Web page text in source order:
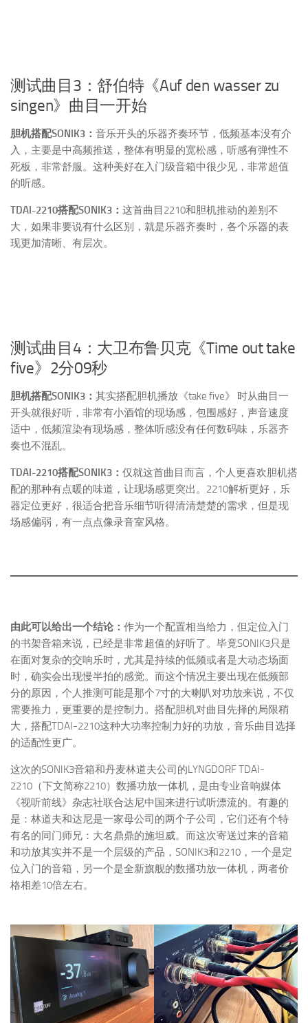
测试曲目3：舒伯特《Auf den wasser zu
singen》曲目一开始
胆机搭配SONIK3： 音乐开头的乐器齐奏环节，低频基本没有介
入，主要是中高频推送，整体有明显的宽松感，听感有弹性不
死板，非常舒服。这种美好在入门级音箱中很少见，非常超值
的听感。
TDAI-2210搭配SONIK3： 这首曲目2210和胆机推动的差别不
大，如果非要说有什么区别，就是乐器齐奏时，各个乐器的表
现更加清晰、有层次。
测试曲目4：大卫布鲁贝克《Time out take
five》2分09秒
胆机搭配SONIK3： 其实搭配胆机播放《take five》 时从曲目一
开头就很好听，非常有小酒馆的现场感，包围感好，声音速度
适中，低频渲染有现场感，整体听感没有任何数码味，乐器齐
奏也不混乱。
TDAI-2210搭配SONIK3： 仅就这首曲目而言，个人更喜欢胆机搭
配的那种有点暖的味道，让现场感更突出。2210解析更好，乐
器定位更好，很适合把音乐细节听得清清楚楚的需求，但是现
场感偏弱，有一点点像录音室风格。
由此可以给出一个结论： 作为一个配置相当给力，但定位入门
的书架音箱来说，已经是非常超值的好听了。毕竟SONIK3只是
在面对复杂的交响乐时，尤其是持续的低频或者是大动态场面
时，确实会出现慢半拍的感觉。而这个情况主要出现在低频部
分的原因，个人推测可能是那个7寸的大喇叭对功放来说，不仅
需要推力，更重要的是控制力。搭配胆机对曲目先择的局限稍
大，搭配TDAI-2210这种大功率控制力好的功放，音乐曲目选择
的适配性更广。
这次的SONIK3音箱和丹麦林道夫公司的LYNGDORF TDAI-
2210（下文简称2210）数播功放一体机，是由专业音响媒体
《视听前线》杂志社联合达尼中国来进行试听漂流的。有趣的
是：林道夫和达尼是一家母公司的两个子公司，它们还有个特
有名的同门师兄：大名鼎鼎的施坦威。而这次寄送过来的音箱
和功放其实并不是一个层级的产品，SONIK3和2210，一个是定
位入门的音箱，另一个是全新旗舰的数播功放一体机，两者价
格相差10倍左右。